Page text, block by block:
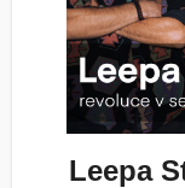
Leepa